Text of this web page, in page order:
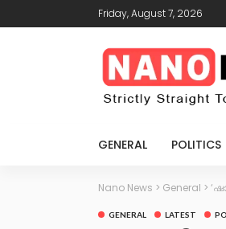
Friday, August 7, 2026
GENERAL POLITICS
Nano News > General >
GENERAL LATEST